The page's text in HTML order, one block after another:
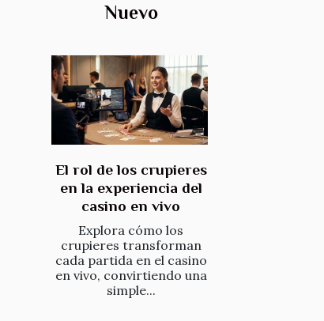
Nuevo
El rol de los crupieres
en la experiencia del
casino en vivo
Explora cómo los
crupieres transforman
cada partida en el casino
en vivo, convirtiendo una
simple...